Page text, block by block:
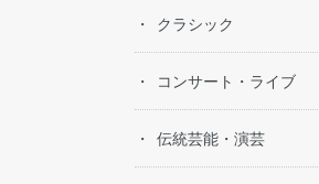
クラシック
コンサート・ライブ
伝統芸能・演芸